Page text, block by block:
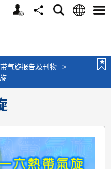
个
分
搜
语
选
气旋报告及刊物
>